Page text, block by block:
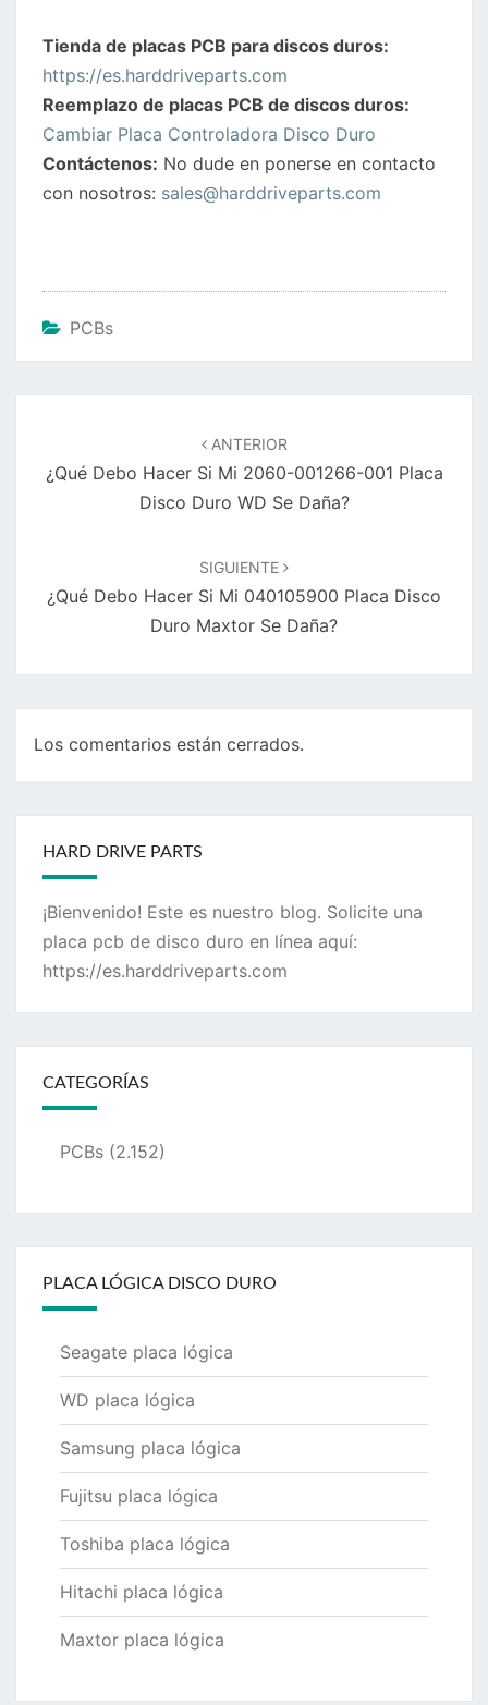
Tienda de placas PCB para discos duros:
https://es.harddriveparts.com
Reemplazo de placas PCB de discos duros:
Cambiar Placa Controladora Disco Duro
Contáctenos: No dude en ponerse en contacto
con nosotros: sales@harddriveparts.com
PCBs
entradas
ANTERIOR
¿Qué Debo Hacer Si Mi 2060-001266-001 Placa
Disco Duro WD Se Daña?
SIGUIENTE
¿Qué Debo Hacer Si Mi 040105900 Placa Disco
Duro Maxtor Se Daña?
Los comentarios están cerrados.
HARD DRIVE PARTS
¡Bienvenido! Este es nuestro blog. Solicite una
placa pcb de disco duro en línea aquí:
https://es.harddriveparts.com
CATEGORÍAS
PCBs (2.152)
PLACA LÓGICA DISCO DURO
Seagate placa lógica
WD placa lógica
Samsung placa lógica
Fujitsu placa lógica
Toshiba placa lógica
Hitachi placa lógica
Maxtor placa lógica